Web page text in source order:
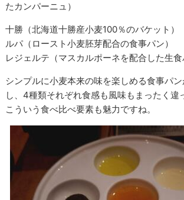
たカンパーニュ）
十勝（北海道十勝産小麦100％のバケット）
ルパ（ロースト小麦胚芽配合の食事パン）
レジェルテ（マスカルポーネを配合した生食
シンプルに小麦本来の味を楽しめる食事パ
し、4種類それぞれ食感も風味もまったく違
こういう食べ比べ要素も魅力ですね。